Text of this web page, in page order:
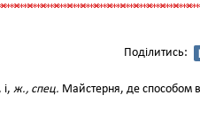
Поділитись:
і, ж., спец. Майстерня, де способом